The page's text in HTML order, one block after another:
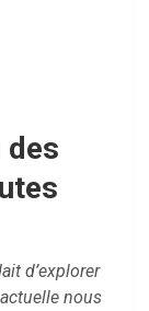
des
d’explorer
nous